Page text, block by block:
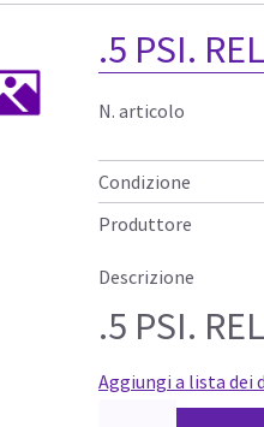
.5 PSI.
N. articolo
Condizione
Produttore
Descrizione
.5 PSI.
Aggiungi a lista dei